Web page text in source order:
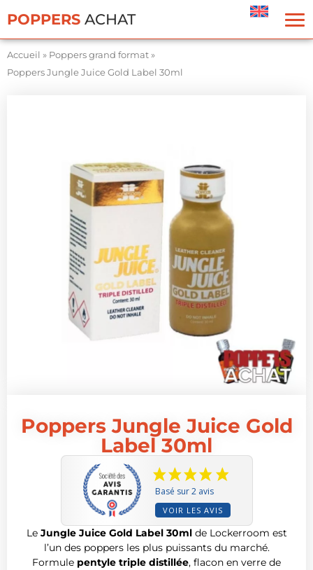
POPPERS ACHAT
Accueil » Poppers grand format»
Poppers Jungle Juice Gold Label 30ml
Poppers Jungle Juice Gold
Label 30ml
Basé sur 2 avis
VOIR LES AVIS
Le Jungle Juice Gold Label 30mlde Lockerroom est
l’un des poppers les plus puissants du marché.
Formule pentyle triple distillée, flacon en verre de